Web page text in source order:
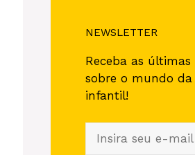
NEWSLETTER
Receba as últimas
sobre o mundo
infantil!